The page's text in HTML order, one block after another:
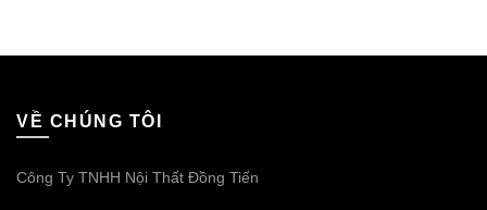
VỀ CHÚNG TÔI
Công Ty TNHH Nội Thất Đồng Tiến